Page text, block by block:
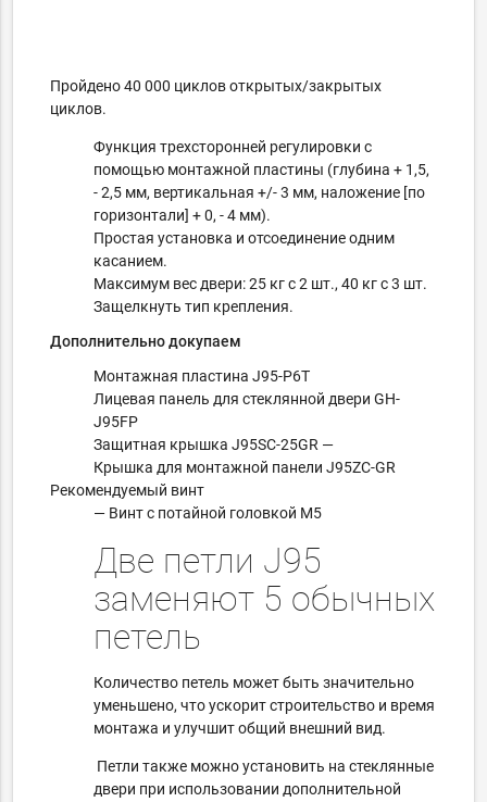
Пройдено 40 000 циклов открытых/закрытых
циклов.
Функция трехсторонней регулировки с
помощью монтажной пластины (глубина + 1,5,
- 2,5 мм, вертикальная +/- 3 мм, наложение [по
горизонтали] + 0, - 4 мм).
Простая установка и отсоединение одним
касанием.
Максимум вес двери: 25 кг с 2 шт., 40 кг с 3 шт.
Защелкнуть тип крепления.
Дополнительно докупаем
Монтажная пластина J95-P6T
Лицевая панель для стеклянной двери GH-
J95FP
Защитная крышка J95SC-25GR —
Крышка для монтажной панели J95ZC-GR
Рекомендуемый винт
— Винт с потайной головкой M5
Две петли J95
заменяют 5 обычных
петель
Количество петель может быть значительно
уменьшено, что ускорит строительство и время
монтажа и улучшит общий внешний вид.
Петли также можно установить на стеклянные
двери при использовании дополнительной